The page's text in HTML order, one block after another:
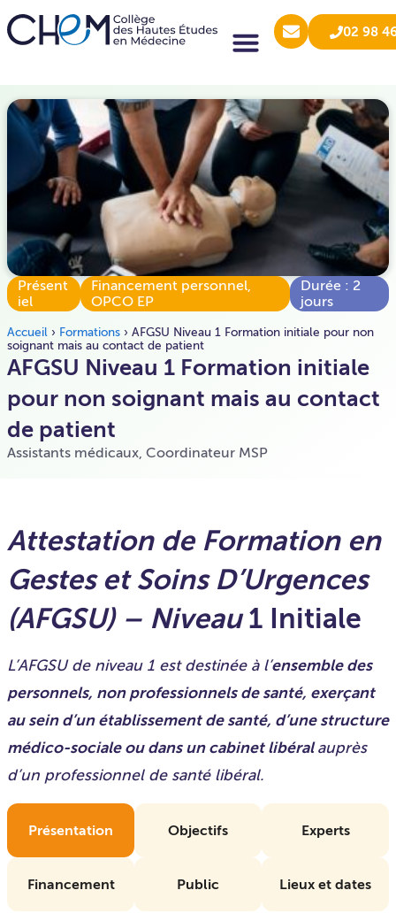
02 98
Accueil › Formations › AFGSU Niveau 1 Formation initiale pour non
soignant mais au contact de patient
AFGSU Niveau 1 Formation initiale
pour non soignant mais au contact
de patient
Assistants médicaux, Coordinateur MSP
Présent
iel
Financement personnel,
OPCO EP
Durée : 2
jours
Attestation de Formation en
Gestes et Soins D’Urgences
(AFGSU) – Niveau1 Initiale
L’AFGSU de niveau 1 est destinée à l’ensemble des
personnels, non professionnels de santé, exerçant
au sein d’un établissement de santé, d’une structure
médico-sociale ou dans un cabinet libéralauprès
d’un professionnel de santé libéral.
Présentation Objectifs Experts
Financement Public Lieux et dates